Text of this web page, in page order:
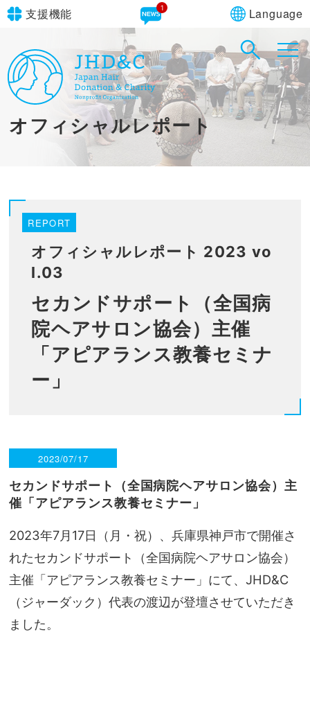
支援機能
文字サイズ 標準 大
標準 青 黄 黒
やさしいにほんご
1 Language
in simple English
English Guide
オフィシャルレポート
REPORT
オフィシャルレポート 2023 vo
l.03
セカンドサポート（全国病
院ヘアサロン協会）主催
「アピアランス教養セミナ
ー」
2023/07/17
セカンドサポート（全国病院ヘアサロン協会）主
催 「アピアランス教養セミナー」
2023年7月17日（月・祝）、兵庫県神戸市で開催さ
れたセカンドサポート（全国病院ヘアサロン協会）
主催「アピアランス教養セミナー」にて、JHD&C
（ジャーダック）代表の渡辺が登壇させていただき
ました。